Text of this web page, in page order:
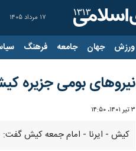
۱۷ مرداد ۱۴۰۵
ورزش جهان جامعه فرهنگ
نیروهای بومی جزیره
۳ تیر ۱۴۰۱، ۱۴:۵۰